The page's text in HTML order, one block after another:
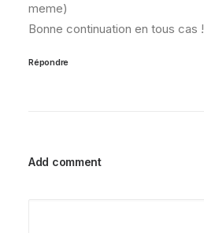
meme)
Bonne continuation en tous cas !
Répondre
Add comment